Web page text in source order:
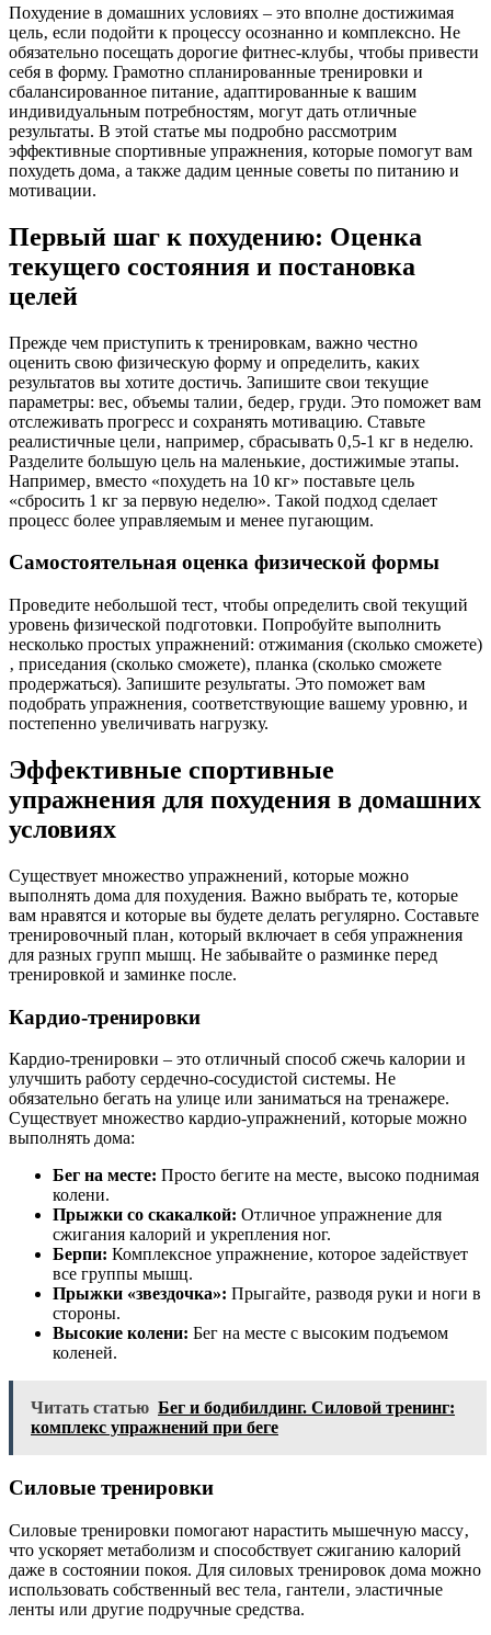
Похудение в домашних условиях – это вполне достижимая
цель‚ если подойти к процессу осознанно и комплексно. Не
обязательно посещать дорогие фитнес-клубы‚ чтобы привести
себя в форму. Грамотно спланированные тренировки и
сбалансированное питание‚ адаптированные к вашим
индивидуальным потребностям‚ могут дать отличные
результаты. В этой статье мы подробно рассмотрим
эффективные спортивные упражнения‚ которые помогут вам
похудеть дома‚ а также дадим ценные советы по питанию и
мотивации.
Первый шаг к похудению: Оценка
текущего состояния и постановка
целей
Прежде чем приступить к тренировкам‚ важно честно
оценить свою физическую форму и определить‚ каких
результатов вы хотите достичь. Запишите свои текущие
параметры: вес‚ объемы талии‚ бедер‚ груди. Это поможет вам
отслеживать прогресс и сохранять мотивацию. Ставьте
реалистичные цели‚ например‚ сбрасывать 0‚5-1 кг в неделю.
Разделите большую цель на маленькие‚ достижимые этапы.
Например‚ вместо «похудеть на 10 кг» поставьте цель
«сбросить 1 кг за первую неделю». Такой подход сделает
процесс более управляемым и менее пугающим.
Самостоятельная оценка физической формы
Проведите небольшой тест‚ чтобы определить свой текущий
уровень физической подготовки. Попробуйте выполнить
несколько простых упражнений: отжимания (сколько сможете)
‚ приседания (сколько сможете)‚ планка (сколько сможете
продержаться). Запишите результаты. Это поможет вам
подобрать упражнения‚ соответствующие вашему уровню‚ и
постепенно увеличивать нагрузку.
Эффективные спортивные
упражнения для похудения в домашних
условиях
Существует множество упражнений‚ которые можно
выполнять дома для похудения. Важно выбрать те‚ которые
вам нравятся и которые вы будете делать регулярно. Составьте
тренировочный план‚ который включает в себя упражнения
для разных групп мышц. Не забывайте о разминке перед
тренировкой и заминке после.
Кардио-тренировки
Кардио-тренировки – это отличный способ сжечь калории и
улучшить работу сердечно-сосудистой системы. Не
обязательно бегать на улице или заниматься на тренажере.
Существует множество кардио-упражнений‚ которые можно
выполнять дома:
Бег на месте: Просто бегите на месте‚ высоко поднимая
колени.
Прыжки со скакалкой: Отличное упражнение для
сжигания калорий и укрепления ног.
Берпи: Комплексное упражнение‚ которое задействует
все группы мышц.
Прыжки «звездочка»: Прыгайте‚ разводя руки и ноги в
стороны.
Высокие колени: Бег на месте с высоким подъемом
коленей.
Читать статью Бег и бодибилдинг. Силовой тренинг:
комплекс упражнений при беге
Силовые тренировки
Силовые тренировки помогают нарастить мышечную массу‚
что ускоряет метаболизм и способствует сжиганию калорий
даже в состоянии покоя. Для силовых тренировок дома можно
использовать собственный вес тела‚ гантели‚ эластичные
ленты или другие подручные средства.